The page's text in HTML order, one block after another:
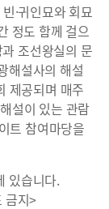
·귀인묘와 회묘
정도 함께 걸으
조선왕실의 문
해설사의 해설
제공되며 매주
설이 있는 관람
트 참여마당을
있습니다.
금지>